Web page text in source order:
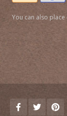
You can also